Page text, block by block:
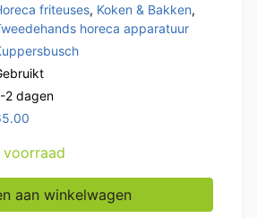
friteuses, Koken & Bakken,
horeca apparatuur
2 dagen
voorraad
Friteuse 2 x 10 liter 2 x 400V
aan winkelwagen